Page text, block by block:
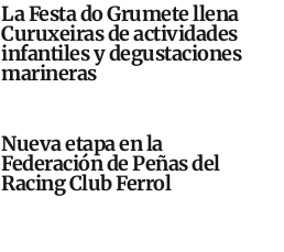
La Festa do Grumete llena
Curuxeiras de actividades
infantiles y degustaciones
marineras
Nueva etapa en la
Federación de Peñas del
Racing Club Ferrol